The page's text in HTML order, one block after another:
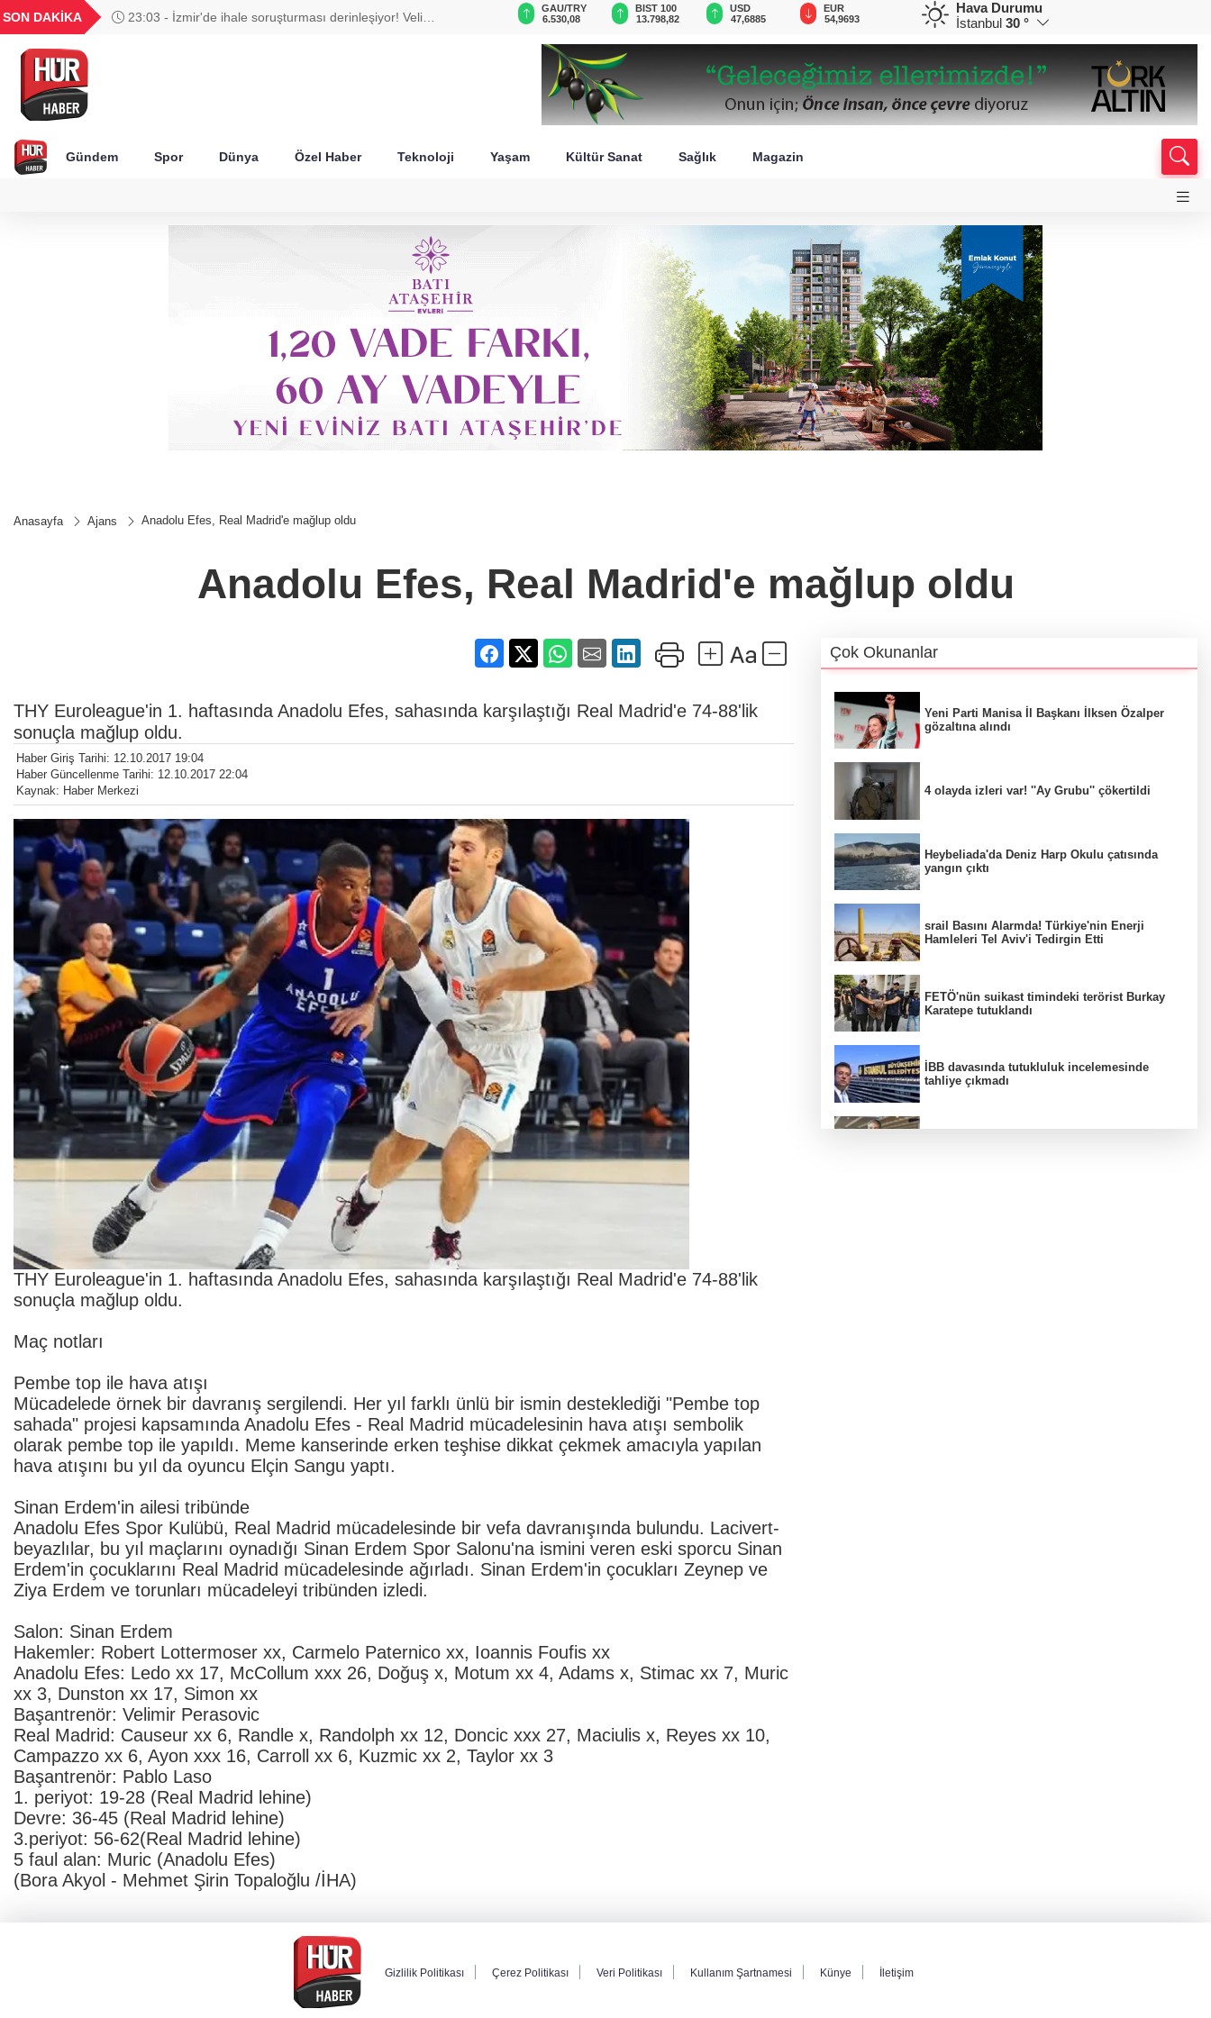
SON DAKİKA
23:03 - İzmir'de ihale soruşturması derinleşiyor! Veli
UYU
1,1822
18,2365
16,2316
27,9743
GAU/TRY
6.530,08
BIST 100
13.798,82
USD
47,6885
EUR
54,9693
GBP
64,1885
CHF
58,6681
Hava Durumu
İstanbul 30 °
Gündem Spor Dünya Özel Haber Teknoloji Yaşam Kültür Sanat Sağlık Magazin
Anasayfa Ajans Anadolu Efes, Real Madrid'e mağlup oldu
Anadolu Efes, Real Madrid'e mağlup oldu
THY Euroleague'in 1. haftasında Anadolu Efes, sahasında karşılaştığı Real Madrid'e 74-88'lik
sonuçla mağlup oldu.
Haber Giriş Tarihi: 12.10.2017 19:04
Haber Güncellenme Tarihi: 12.10.2017 22:04
Kaynak: Haber Merkezi
THY Euroleague'in 1. haftasında Anadolu Efes, sahasında karşılaştığı Real Madrid'e 74-88'lik
sonuçla mağlup oldu.
Maç notları
Pembe top ile hava atışı
Mücadelede örnek bir davranış sergilendi. Her yıl farklı ünlü bir ismin desteklediği "Pembe top
sahada" projesi kapsamında Anadolu Efes - Real Madrid mücadelesinin hava atışı sembolik
olarak pembe top ile yapıldı. Meme kanserinde erken teşhise dikkat çekmek amacıyla yapılan
hava atışını bu yıl da oyuncu Elçin Sangu yaptı.
Sinan Erdem'in ailesi tribünde
Anadolu Efes Spor Kulübü, Real Madrid mücadelesinde bir vefa davranışında bulundu. Lacivert-
beyazlılar, bu yıl maçlarını oynadığı Sinan Erdem Spor Salonu'na ismini veren eski sporcu Sinan
Erdem'in çocuklarını Real Madrid mücadelesinde ağırladı. Sinan Erdem'in çocukları Zeynep ve
Ziya Erdem ve torunları mücadeleyi tribünden izledi.
Salon: Sinan Erdem
Hakemler: Robert Lottermoser xx, Carmelo Paternico xx, Ioannis Foufis xx
Anadolu Efes: Ledo xx 17, McCollum xxx 26, Doğuş x, Motum xx 4, Adams x, Stimac xx 7, Muric
xx 3, Dunston xx 17, Simon xx
Başantrenör: Velimir Perasovic
Real Madrid: Causeur xx 6, Randle x, Randolph xx 12, Doncic xxx 27, Maciulis x, Reyes xx 10,
Campazzo xx 6, Ayon xxx 16, Carroll xx 6, Kuzmic xx 2, Taylor xx 3
Başantrenör: Pablo Laso
1. periyot: 19-28 (Real Madrid lehine)
Devre: 36-45 (Real Madrid lehine)
3.periyot: 56-62(Real Madrid lehine)
5 faul alan: Muric (Anadolu Efes)
(Bora Akyol - Mehmet Şirin Topaloğlu /İHA)
Çok Okunanlar
Yeni Parti Manisa İl Başkanı İlksen Özalper
gözaltına alındı
4 olayda izleri var! ''Ay Grubu'' çökertildi
Heybeliada'da Deniz Harp Okulu çatısında
yangın çıktı
srail Basını Alarmda! Türkiye'nin Enerji
Hamleleri Tel Aviv'i Tedirgin Etti
FETÖ'nün suikast timindeki terörist Burkay
Karatepe tutuklandı
İBB davasında tutukluluk incelemesinde
tahliye çıkmadı
Gizlilik Politikası Çerez Politikası Veri Politikası Kullanım Şartnamesi Künye İletişim